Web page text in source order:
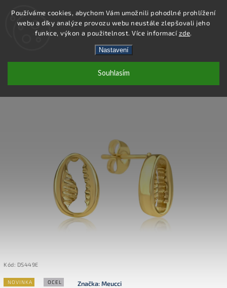
Používáme cookies, abychom Vám umožnili pohodlné prohlížení
webu a díky analýze provozu webu neustále zlepšovali jeho
funkce, výkon a použitelnost. Více informacízde.
Nastavení
Souhlasím
Hledat
DS449 - NÁUŠNICE OCEL
Kód: DS449E
NOVINKA OCEL Značka:Meucci